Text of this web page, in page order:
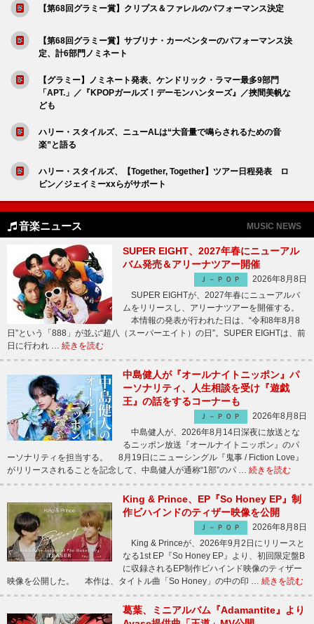
【第68回グラミー賞】クリプス＆ファレルのパフォーマンス決定
【第68回グラミー賞】サブリナ・カーペンターのパフォーマンス決
定、計6部門ノミネート
【グラミー】ノミネート発表、ケンドリック・ラマー最多9部門
「APT.」／『KPOPガールズ！デーモンハンターズ』／挾間美帆な
ども
ハリー・スタイルズ、ニューALは“大音量で鳴らされるための音
楽”と語る
ハリー・スタイルズ、【Together, Together】ツアー日程発表 ロ
ビン／ジェイミーxxらがサポート
音楽ニュース MUSIC NEWS
SUPER EIGHT、2027年春にニューアル
バム発売＆アリーナツアー開催
Ｊ－ＰＯＰ
2026年8月8日
SUPER EIGHTが、2027年春にニューアルバ
ムをリリースし、アリーナツアーを開催する。
本情報の発表が行われた日は、“令和8年8月8
日”という「888」が並ぶ“超八（スーパーエイト）の日”。SUPER EIGHTは、前
日に行われ … 続きを読む
中島健人が『オールナイトニッポン』パ
ーソナリティ、人生相談を受け『遊戯
王』の話をするコーナーも
Ｊ－ＰＯＰ
2026年8月8日
中島健人が、2026年8月14日深夜に放送とな
るニッポン放送『オールナイトニッポン』のパ
ーソナリティを担当する。 8月19日にニューシングル『鬼事 / Fiction Love』
がリリースされることを記念して、中島健人が通称“1部”のパ … 続きを読む
King & Prince、EP『So Honey EP』制
作ビハインドのティザー映像を公開
Ｊ－ＰＯＰ
2026年8月8日
King & Princeが、2026年9月2日にリリースと
なる1st EP『So Honey EP』より、初回限定盤B
に収録されるEP制作ビハインド映像のティザー
映像を公開した。 本作は、タイトル曲「So Honey」の中の印 … 続きを読む
葛葉、ミニアルバム『Adamantite』より